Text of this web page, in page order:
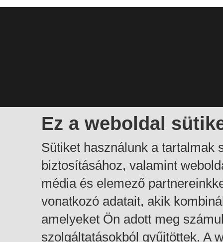
Ez a weboldal
Sütiket használunk a tartalmak
biztosításához, valamint
média és elemező
vonatkozó adatait, akik
amelyeket Ön adott meg
szolgáltatásokból gyűjtöttek. A